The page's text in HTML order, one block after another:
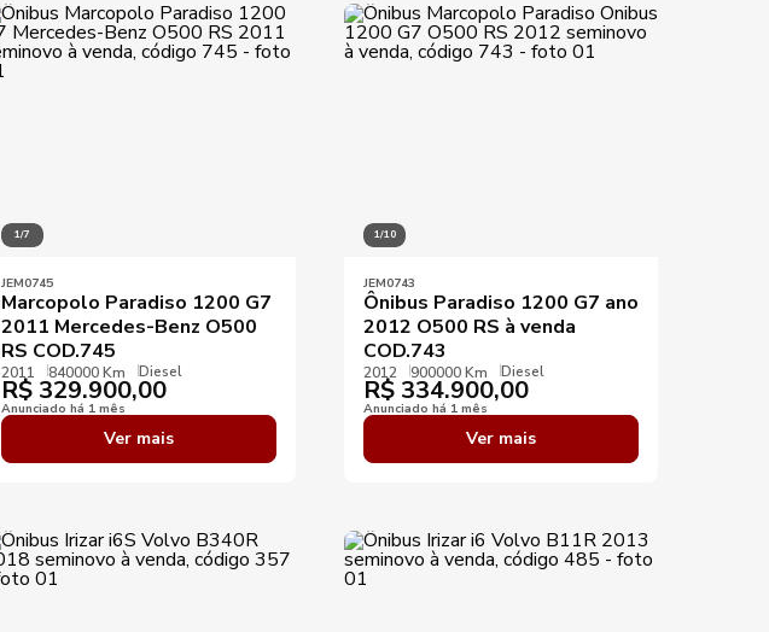
1/7
JEM0745
Marcopolo Paradiso 1200 G7
2011 Mercedes-Benz O500
RS COD.745
2011 840000 Km Diesel
R$ 329.900,00
Anunciado há 1 mês
Ver mais
1/10
JEM0743
Ônibus Paradiso 1200 G7 ano
2012 O500 RS à venda
COD.743
2012 900000 Km Diesel
R$ 334.900,00
Anunciado há 1 mês
Ver mais